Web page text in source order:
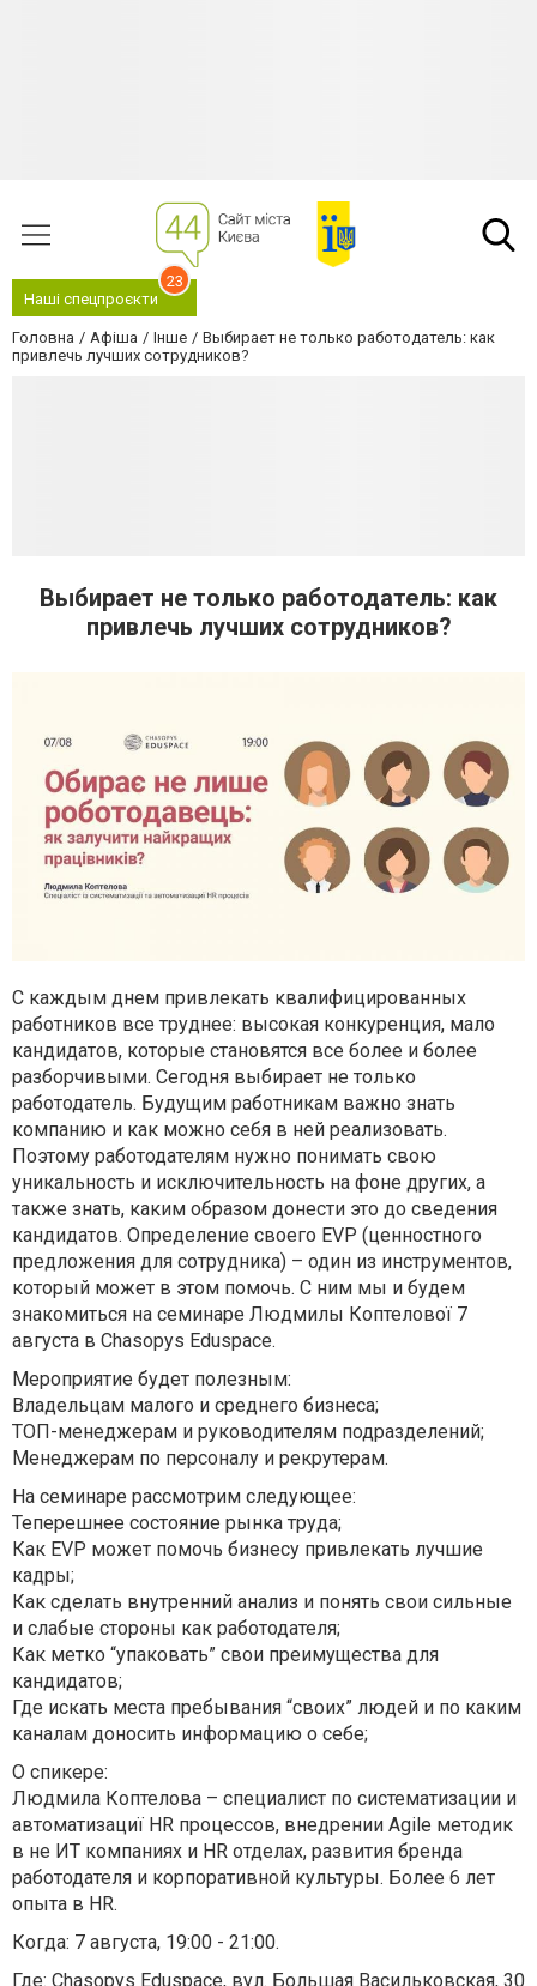
Наші спецпроєкти
23
Головна Афіша Інше
Выбирает не только работодатель: как
привлечь лучших сотрудников?
Выбирает не только работодатель: как
привлечь лучших сотрудников?
С каждым днем привлекать квалифицированных
работников все труднее: высокая конкуренция, мало
кандидатов, которые становятся все более и более
разборчивыми. Сегодня выбирает не только
работодатель. Будущим работникам важно знать
компанию и как можно себя в ней реализовать.
Поэтому работодателям нужно понимать свою
уникальность и исключительность на фоне других, а
также знать, каким образом донести это до сведения
кандидатов. Определение своего EVP (ценностного
предложения для сотрудника) – один из инструментов,
который может в этом помочь. С ним мы и будем
знакомиться на семинаре Людмилы Коптелової 7
августа в Chasopys Eduspace.
Мероприятие будет полезным:
Владельцам малого и среднего бизнеса;
ТОП-менеджерам и руководителям подразделений;
Менеджерам по персоналу и рекрутерам.
На семинаре рассмотрим следующее:
Теперешнее состояние рынка труда;
Как EVP может помочь бизнесу привлекать лучшие
кадры;
Как сделать внутренний анализ и понять свои сильные
и слабые стороны как работодателя;
Как метко “упаковать” свои преимущества для
кандидатов;
Где искать места пребывания “своих” людей и по каким
каналам доносить информацию о себе;
О спикере:
Людмила Коптелова – специалист по систематизации и
автоматизациї HR процессов, внедрении Agile методик
в не ИТ компаниях и HR отделах, развития бренда
работодателя и корпоративной культуры. Более 6 лет
опыта в HR.
Когда: 7 августа, 19:00 - 21:00.
Где: Chasopys Eduspace, вул. Большая Васильковская, 30